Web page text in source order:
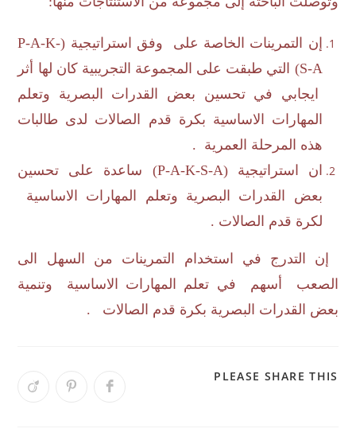
إن التمرينات الخاصة على وفق استراتيجية (P-A-K-
S-A) التي طبقت على المجموعة التجريبية كان لها أثر
ايجابي في تحسين بعض القدرات البصرية وتعلم
المهارات الاساسية بكرة قدم الصالات لدى طالبات
هذه المرحلة العمرية .
ان استراتيجية (
P-A-K-S-A) ساعدة على تحسين
بعض القدرات البصرية وتعلم المهارات الاساسية
لكرة قدم الصالات .
إن التدرج في استخدام التمرينات من السهل الى
الصعب أسهم في تعلم المهارات الاساسية وتنمية
بعض القدرات البصرية بكرة قدم الصالات .
PLEASE SHARE THIS